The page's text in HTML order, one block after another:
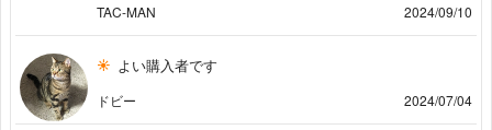
TAC-MAN
2024/09/10
よい購入者です
ドビー 2024/07/04